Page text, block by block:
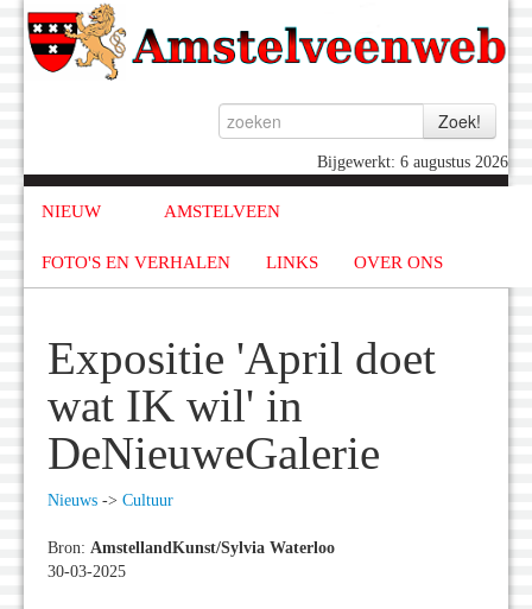
Bijgewerkt: 6 augustus 2026
NIEUW AMSTELVEEN
FOTO'S EN VERHALEN LINKS OVER ONS
Expositie 'April doet
wat IK wil' in
DeNieuweGalerie
Nieuws -> Cultuur
Bron: AmstellandKunst/Sylvia Waterloo
30-03-2025